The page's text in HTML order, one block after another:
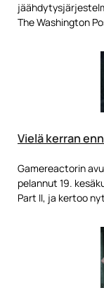
The Washington
Vielä kerran
Gamereactorin
pelannut 19.
Part II, ja kertoo